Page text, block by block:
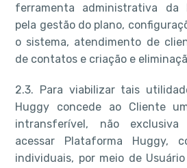
ferramenta administrativa da
pela gestão do plano,
o sistema, atendimento de
de contatos e criação e
2.3. Para viabilizar tais
Huggy concede ao Cliente
intransferível, não
acessar Plataforma Huggy,
individuais, por meio de